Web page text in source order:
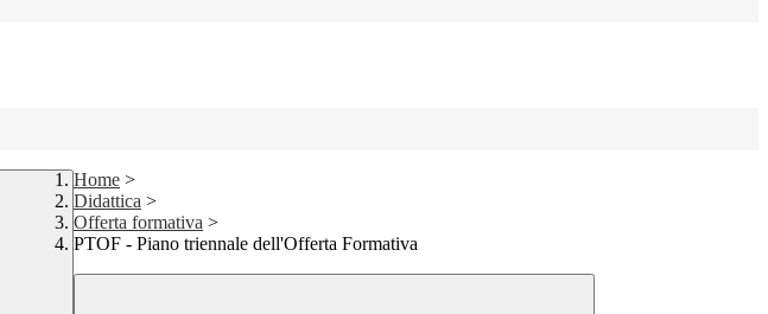
Home >
Didattica >
Offerta formativa >
PTOF - Piano triennale dell'Offerta Formativa